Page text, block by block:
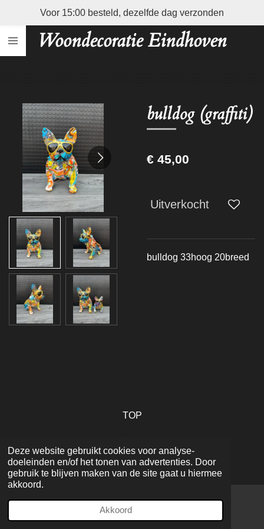
Deze website gebruikt cookies voor analyse-
doeleinden en/of het tonen van advertenties. Door
gebruik te blijven maken van de site gaat u hiermee
akkoord.
Akkoord
direct
naar
Woondecoratie Eindhoven
Voor 15:00 besteld, dezelfde dag verzonden
bulldog (graffiti)
€ 45,00
Uitverkocht
bulldog 33hoog 20breed
TOP
© 2022 - 2026 Woondecoratie Eindhoven
Powered byJouwWeb